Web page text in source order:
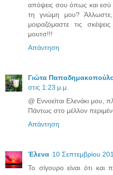
απόψεις σου όπως και εσύ
τη γνώμη μου?
μοιραζόμαστε τις
μουτσ!!!
Απάντηση
Γιώτα
στις 1:23 μ.μ.
@ Εννοείται Ελενάκι μου,
Πάντως στο μέλλον
Απάντηση
Έλενα 10 Σεπτεμβρίου
Το σίγουρο είναι ότι και